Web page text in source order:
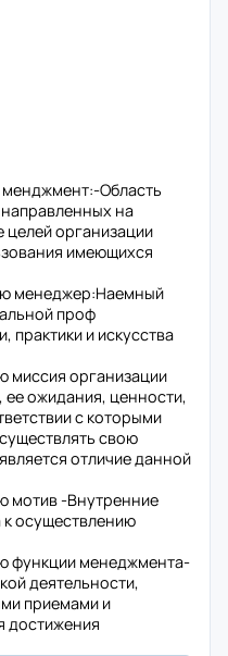
менджмент:-Область
на
организации
имеющихся
менеджер:Наемный
проф
практики и искусства
миссия организации
ожидания, ценности,
с которыми
свою
отличие данной
мотив -Внутренние
осуществлению
функции менеджмента-
деятельности,
приемами и
достижения